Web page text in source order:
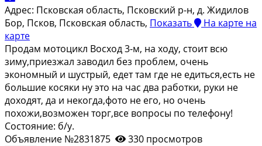
Адрес: Псковская область, Псковский р-н, д. Жидилов
Бор, Псков, Псковская область, Показать На карте на
карте
Продам мотоцикл Восход 3-м, на ходу, стоит всю
зиму,приезжал заводил без проблем, очень
экономный и шустрый, едет там где не едиться,есть не
большие косяки ну это на час два работки, руки не
доходят, да и некогда,фото не его, но очень
похожи,возможен торг,все вопросы по телефону!
Состояние: б/у.
Объявление №2831875
330 просмотров